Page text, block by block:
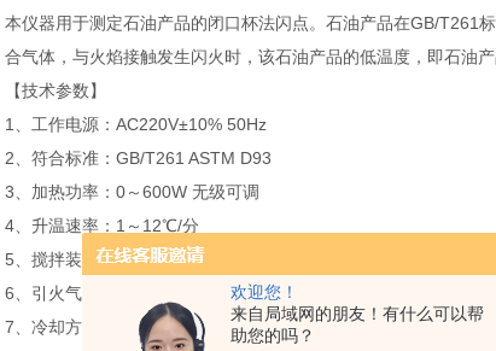
欢迎您！
来自局域网的朋友！有什么可以帮
助您的吗？
本仪器用于测定石油产品的闭口杯法闪点。石油产品在GB/T261
合气体，与火焰接触发生闪火时，该石油产品的低温度，即石油产
【技术参数】
1、工作电源：AC220V±10% 50Hz
2、符合标准：GB/T261 ASTM D93
3、加热功率：0～600W 无级可调
4、升温速率：1～12℃/分
5、搅拌装置：软轴联结电机搅拌
6、引火气源：民用可燃气
7、冷却方式：内置强冷风扇